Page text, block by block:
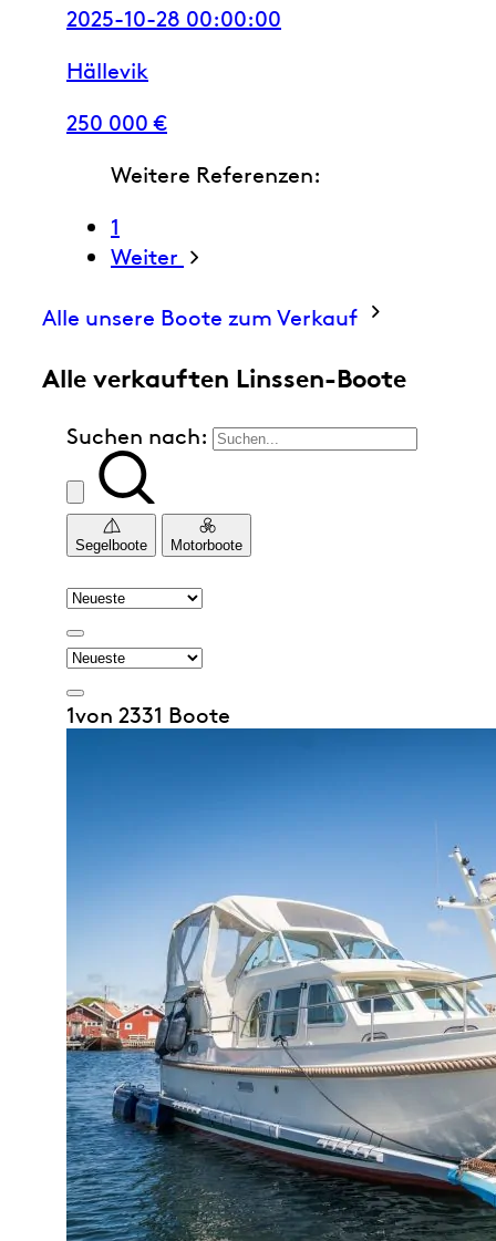
2025-10-28 00:00:00
Hällevik
250 000 €
Weitere Referenzen:
1
Weiter
Alle unsere Boote zum Verkauf
Alle verkauften Linssen-Boote
Suchen nach:
Segelboote Motorboote
1von 2331 Boote